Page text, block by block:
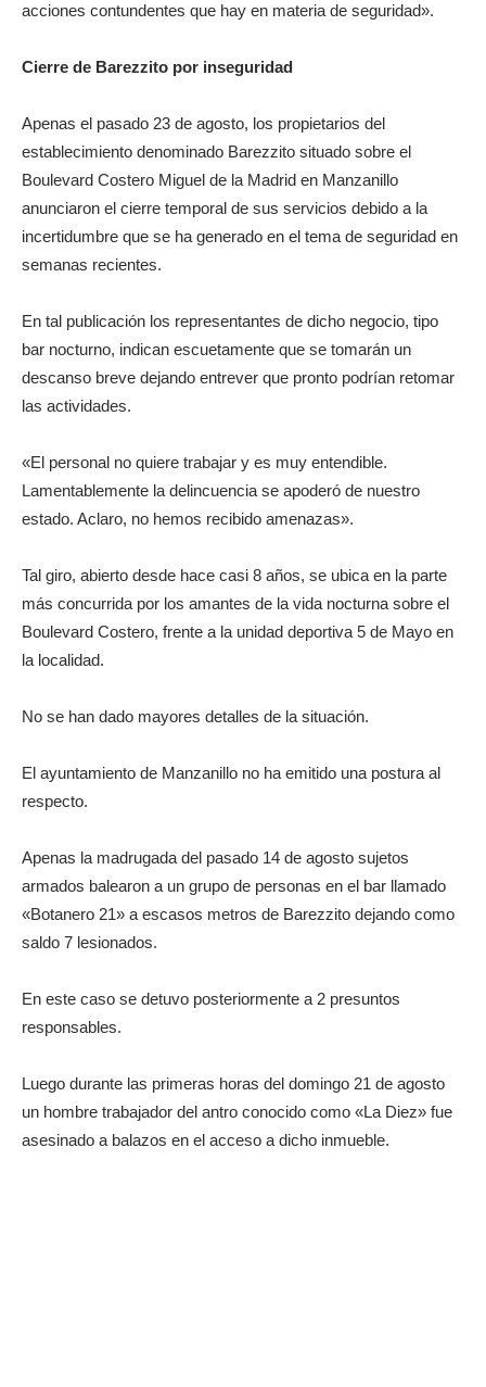
acciones contundentes que hay en materia de seguridad».
Cierre de Barezzito por inseguridad
Apenas el pasado 23 de agosto, los propietarios del
establecimiento denominado Barezzito situado sobre el
Boulevard Costero Miguel de la Madrid en Manzanillo
anunciaron el cierre temporal de sus servicios debido a la
incertidumbre que se ha generado en el tema de seguridad en
semanas recientes.
En tal publicación los representantes de dicho negocio, tipo
bar nocturno, indican escuetamente que se tomarán un
descanso breve dejando entrever que pronto podrían retomar
las actividades.
«El personal no quiere trabajar y es muy entendible.
Lamentablemente la delincuencia se apoderó de nuestro
estado. Aclaro, no hemos recibido amenazas».
Tal giro, abierto desde hace casi 8 años, se ubica en la parte
más concurrida por los amantes de la vida nocturna sobre el
Boulevard Costero, frente a la unidad deportiva 5 de Mayo en
la localidad.
No se han dado mayores detalles de la situación.
El ayuntamiento de Manzanillo no ha emitido una postura al
respecto.
Apenas la madrugada del pasado 14 de agosto sujetos
armados balearon a un grupo de personas en el bar llamado
«Botanero 21» a escasos metros de Barezzito dejando como
saldo 7 lesionados.
En este caso se detuvo posteriormente a 2 presuntos
responsables.
Luego durante las primeras horas del domingo 21 de agosto
un hombre trabajador del antro conocido como «La Diez» fue
asesinado a balazos en el acceso a dicho inmueble.